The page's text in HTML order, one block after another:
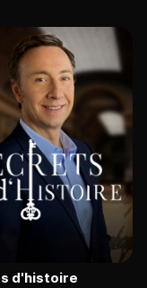
d'histoire